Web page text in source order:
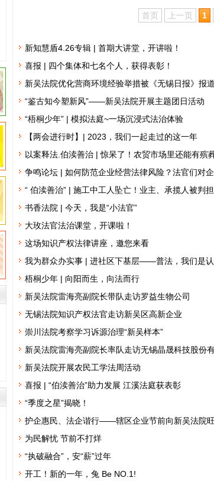
首页 上一页 1
新知慧盾4.26专辑 | 首期大讲堂，开讲啦！
喜报 | 四个集体和七名个人，获得表彰！
新吴法院优化营商环境经验举措被《无锡日报》报道
“鉴古知今塑新风”——新吴法院开展主题团日活动
“梧桐少年” | 模拟法庭~一场沉浸式法治体验
【两会进行时】| 2023，我们一起走过的这一年
以案释法.伯渎善治 | 惊呆了！农贸市场里还能有殡
争鸣论坛 | 如何防范企业经营法律风险？法官们对
“ 伯渎善治” | 施工中工人坠亡！业主、承揽人被判
书香法院 | 今天，我是“小法官”
大玫法官法治课堂，开课啦！
这场知识产权法律讲座，邀您来看
我为群众办实事 | 进社区下基层——普法，我们是
梧桐少年 | 向阳而生，向法而行
新吴法院雷海亮副院长带队走访罗益生物公司
无锡法院知识产权法官走访新吴区高新企业
崇川法院考察学习诉源治理“新吴样本”
新吴法院雷海亮副院长率队走访无锡晶晟科技股份
新吴法院开展农民工学法周活动
喜报 | “伯渎善治”助力发展 江溪法庭获表彰
“季度之星”揭晓！
护企惠民、法企谐行——辖区企业节前向新吴法院
为民解忧 节前不打烊
“执破融合”，安“薪”过年
开工！新的一年，兔 Be NO.1!